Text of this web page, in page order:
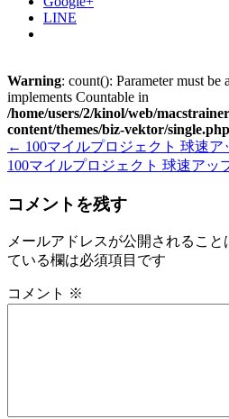
LINE
Warning: count(): Parameter must be
implements Countable in
/home/users/2/kinol/web/
content/themes/biz-vektor/single.php
← 100マイルプロジェクト 球速ア
100マイルプロジェクト 球速アッ
コメントを残す
メールアドレスが公開されること
ている欄は必須項目です
コメント ※